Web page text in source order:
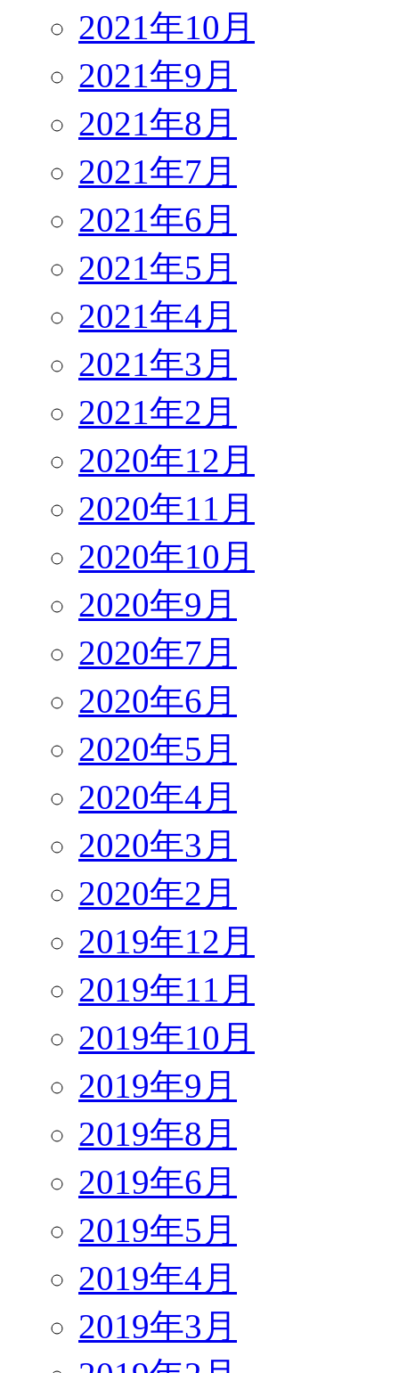
2021年10月
2021年9月
2021年8月
2021年7月
2021年6月
2021年5月
2021年4月
2021年3月
2021年2月
2020年12月
2020年11月
2020年10月
2020年9月
2020年7月
2020年6月
2020年5月
2020年4月
2020年3月
2020年2月
2019年12月
2019年11月
2019年10月
2019年9月
2019年8月
2019年6月
2019年5月
2019年4月
2019年3月